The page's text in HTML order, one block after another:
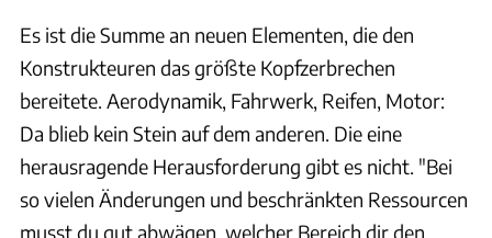
Es ist die Summe an neuen Elementen, die den
Konstrukteuren das größte Kopfzerbrechen
bereitete. Aerodynamik, Fahrwerk, Reifen, Motor:
Da blieb kein Stein auf dem anderen. Die eine
herausragende Herausforderung gibt es nicht. "Bei
so vielen Änderungen und beschränkten Ressourcen
musst du gut abwägen, welcher Bereich dir den